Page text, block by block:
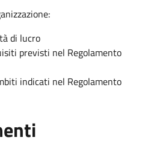
di lucro
previsti nel Regolamento
indicati nel Regolamento